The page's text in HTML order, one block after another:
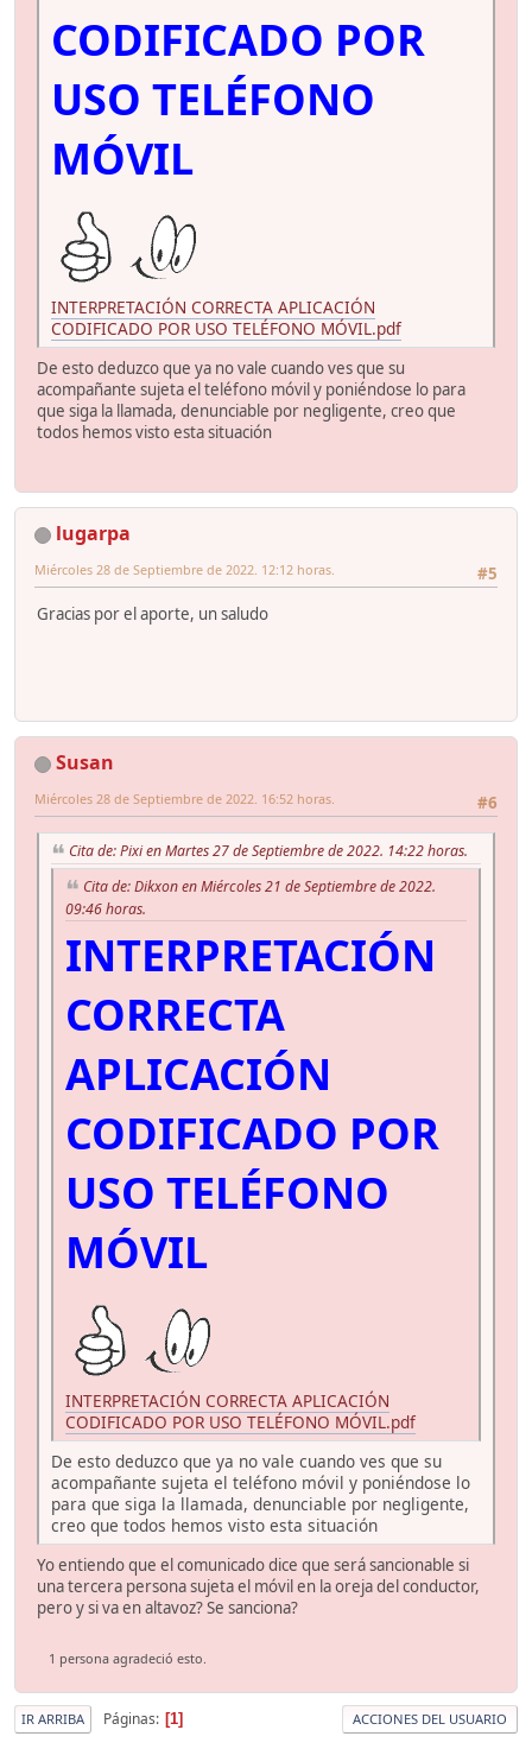
CODIFICADO POR
USO TELÉFONO
MÓVIL
INTERPRETACIÓN CORRECTA APLICACIÓN
CODIFICADO POR USO TELÉFONO MÓVIL.pdf
De esto deduzco que ya no vale cuando ves que su
acompañante sujeta el teléfono móvil y poniéndose lo para
que siga la llamada, denunciable por negligente, creo que
todos hemos visto esta situación
lugarpa
#5
Miércoles 28 de Septiembre de 2022. 12:12 horas.
Gracias por el aporte, un saludo
Susan
#6
Miércoles 28 de Septiembre de 2022. 16:52 horas.
Cita de: Pixi en Martes 27 de Septiembre de 2022. 14:22 horas.
Cita de: Dikxon en Miércoles 21 de Septiembre de 2022.
09:46 horas.
INTERPRETACIÓN
CORRECTA
APLICACIÓN
CODIFICADO POR
USO TELÉFONO
MÓVIL
INTERPRETACIÓN CORRECTA APLICACIÓN
CODIFICADO POR USO TELÉFONO MÓVIL.pdf
De esto deduzco que ya no vale cuando ves que su
acompañante sujeta el teléfono móvil y poniéndose lo
para que siga la llamada, denunciable por negligente,
creo que todos hemos visto esta situación
Yo entiendo que el comunicado dice que será sancionable si
una tercera persona sujeta el móvil en la oreja del conductor,
pero y si va en altavoz? Se sanciona?
1 persona agradeció esto.
IR ARRIBA Páginas 1 ACCIONES DEL USUARIO